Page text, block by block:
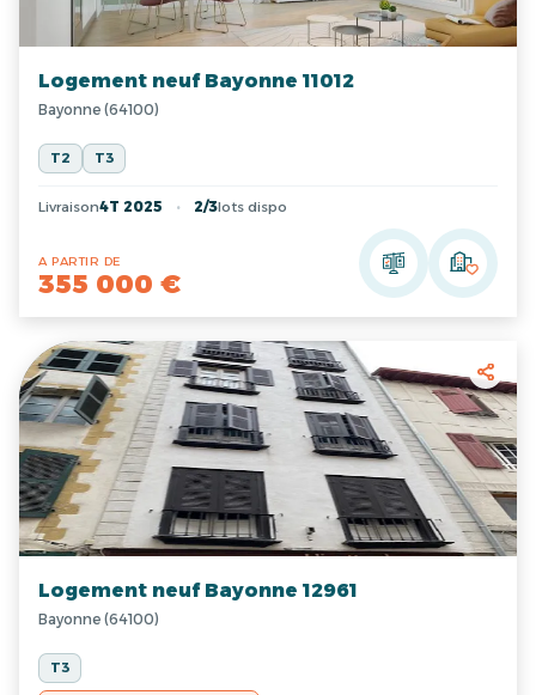
Logement neuf Bayonne 11012
Bayonne (64100)
T2 T3
Livraison4T 2025 2/3lots dispo
A PARTIR DE
355 000 €
Logement neuf Bayonne 12961
Bayonne (64100)
T3